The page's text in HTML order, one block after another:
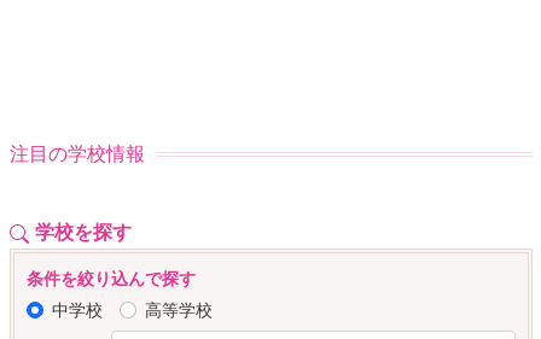
注目の学校情報
学校を探す
条件を絞り込んで探す
中学校
高等学校